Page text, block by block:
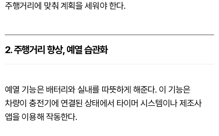
주행거리에 맞춰 계획을 세워야 한다.
2. 주행거리 향상, 예열 습관화
예열 기능은 배터리와 실내를 따뜻하게 해준다. 이 기능은
차량이 충전기에 연결된 상태에서 타이머 시스템이나 제조사
앱을 이용해 작동한다.